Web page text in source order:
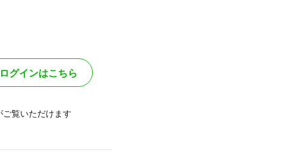
グインはこちら
覧いただけます